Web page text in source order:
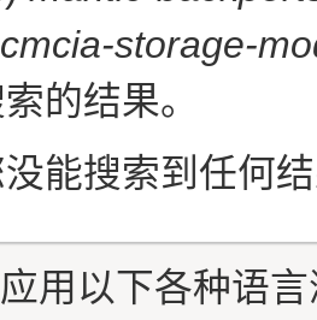
storage-
的结果。
能搜索到任何
用以下各种语